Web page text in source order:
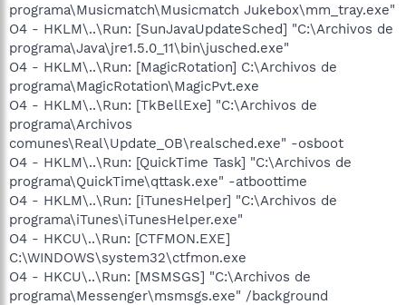
programa\Musicmatch\Musicmatch Jukebox\mm_tray.exe"
O4 - HKLM\..\Run: [SunJavaUpdateSched] "C:\Archivos de
programa\Java\jre1.5.0_11\bin\jusched.exe"
O4 - HKLM\..\Run: [MagicRotation] C:\Archivos de
programa\MagicRotation\MagicPvt.exe
O4 - HKLM\..\Run: [TkBellExe] "C:\Archivos de
programa\Archivos
comunes\Real\Update_OB\realsched.exe" -osboot
O4 - HKLM\..\Run: [QuickTime Task] "C:\Archivos de
programa\QuickTime\qttask.exe" -atboottime
O4 - HKLM\..\Run: [iTunesHelper] "C:\Archivos de
programa\iTunes\iTunesHelper.exe"
O4 - HKCU\..\Run: [CTFMON.EXE]
C:\WINDOWS\system32\ctfmon.exe
O4 - HKCU\..\Run: [MSMSGS] "C:\Archivos de
programa\Messenger\msmsgs.exe" /background